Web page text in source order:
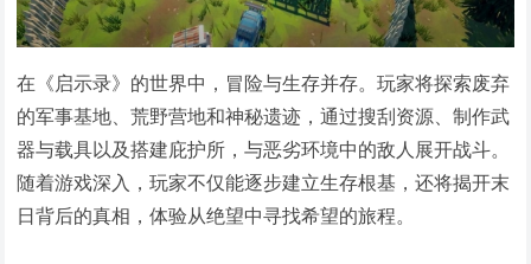
在《启示录》的世界中，冒险与生存并存。玩家将探索废弃
的军事基地、荒野营地和神秘遗迹，通过搜刮资源、制作武
器与载具以及搭建庇护所，与恶劣环境中的敌人展开战斗。
随着游戏深入，玩家不仅能逐步建立生存根基，还将揭开末
日背后的真相，体验从绝望中寻找希望的旅程。